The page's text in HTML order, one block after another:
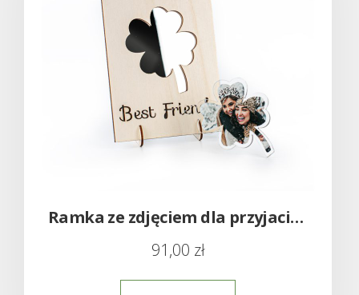
Ramka ze zdjęciem dla przyjaciela i przyjaciółki
91,00 zł